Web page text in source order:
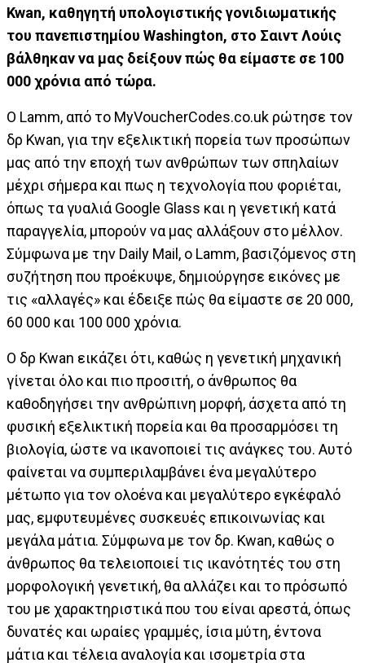
Kwan, καθηγητή υπολογιστικής γονιδιωματικής
του πανεπιστημίου Washington, στο Σαιντ Λούις
βάλθηκαν να μας δείξουν πώς θα είμαστε σε 100
000 χρόνια από τώρα.
Ο Lamm, από το MyVoucherCodes.co.uk ρώτησε τον
δρ Kwan, για την εξελικτική πορεία των προσώπων
μας από την εποχή των ανθρώπων των σπηλαίων
μέχρι σήμερα και πως η τεχνολογία που φοριέται,
όπως τα γυαλιά Google Glass και η γενετική κατά
παραγγελία, μπορούν να μας αλλάξουν στο μέλλον.
Σύμφωνα με την Daily Mail, ο Lamm, βασιζόμενος στη
συζήτηση που προέκυψε, δημιούργησε εικόνες με
τις «αλλαγές» και έδειξε πώς θα είμαστε σε 20 000,
60 000 και 100 000 χρόνια.
Ο δρ Kwan εικάζει ότι, καθώς η γενετική μηχανική
γίνεται όλο και πιο προσιτή, ο άνθρωπος θα
καθοδηγήσει την ανθρώπινη μορφή, άσχετα από τη
φυσική εξελικτική πορεία και θα προσαρμόσει τη
βιολογία, ώστε να ικανοποιεί τις ανάγκες του. Αυτό
φαίνεται να συμπεριλαμβάνει ένα μεγαλύτερο
μέτωπο για τον ολοένα και μεγαλύτερο εγκέφαλό
μας, εμφυτευμένες συσκευές επικοινωνίας και
μεγάλα μάτια. Σύμφωνα με τον δρ. Kwan, καθώς ο
άνθρωπος θα τελειοποιεί τις ικανότητές του στη
μορφολογική γενετική, θα αλλάζει και το πρόσωπό
του με χαρακτηριστικά που του είναι αρεστά, όπως
δυνατές και ωραίες γραμμές, ίσια μύτη, έντονα
μάτια και τέλεια αναλογία και ισομετρία στα